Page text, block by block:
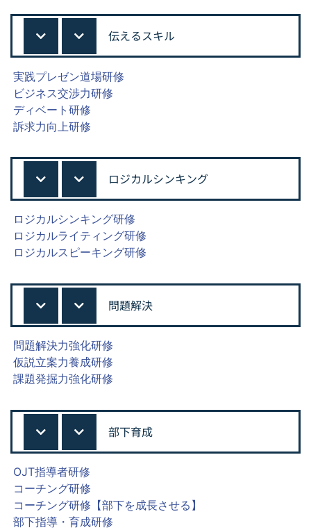
伝えるスキル
実践プレゼン道場研修
ビジネス交渉力研修
ディベート研修
訴求力向上研修
ロジカルシンキング
ロジカルシンキング研修
ロジカルライティング研修
ロジカルスピーキング研修
問題解決
問題解決力強化研修
仮説立案力養成研修
課題発掘力強化研修
部下育成
OJT指導者研修
コーチング研修
コーチング研修【部下を成長させる】
部下指導・育成研修